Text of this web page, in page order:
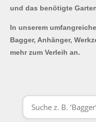
und das benötigte
In unserem
Bagger, Anhänger,
mehr zum Verleih an.